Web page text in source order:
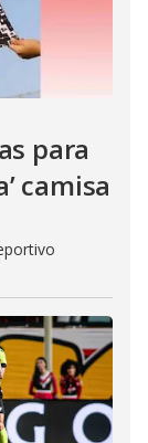
para
camisa